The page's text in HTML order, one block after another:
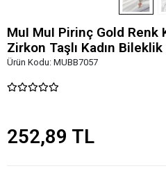
MuI MuI Pirinç Gold Renk
Zirkon Taşlı Kadın Bileklik
Ürün Kodu: MUBB7057
252,89 TL